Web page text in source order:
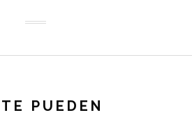
PUEDEN